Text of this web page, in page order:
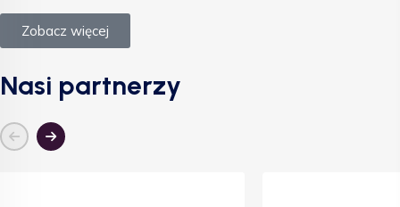
Zobacz więcej
Nasi partnerzy